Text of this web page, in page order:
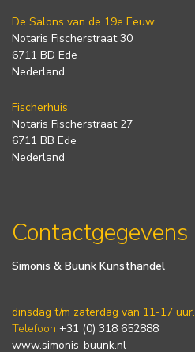
De Salons van de 19e Eeuw
Notaris Fischerstraat 30
6711 BD Ede
Nederland
Fischerhuis
Notaris Fischerstraat 27
6711 BB Ede
Nederland
Contactgegevens
Simonis & Buunk Kunsthandel
dinsdag t/m zaterdag van 11-17 uur.
Telefoon +31 (0) 318 652888
www.simonis-buunk.nl